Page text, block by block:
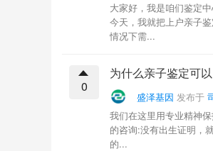
大家好，我是咱们鉴定
今天，我就把上户亲子
情况下需...
0
为什么亲子鉴定可以
盛泽基因 发布于
我们在这里用专业精神
的咨询:没有出生证明，
的...